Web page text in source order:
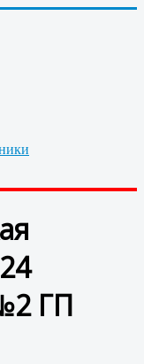
ГП